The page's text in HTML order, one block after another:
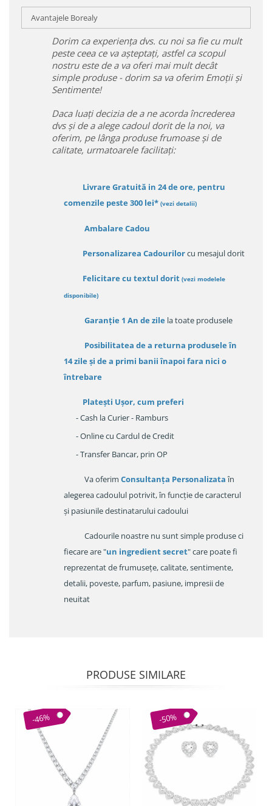
Avantajele Borealy
Dorim ca experiența dvs. cu noi sa fie cu mult
peste ceea ce va așteptați, astfel ca scopul
nostru este de a va oferi mai mult decât
simple produse - dorim sa va oferim Emoții și
Sentimente!
Daca luați decizia de a ne acorda încrederea
dvs și de a alege cadoul dorit de la noi, va
oferim, pe lânga produse frumoase și de
calitate, urmatoarele facilitați:
Livrare Gratuită in 24 de ore, pentru
comenzile peste 300 lei* (vezi detalii)
Ambalare Cadou
Personalizarea Cadourilorcu mesajul dorit
Felicitare cu textul dorit (vezi modelele
disponibile)
Garanție 1 An de zile la toate produsele
Posibilitatea de a returna produsele în
14 zileși de a primi banii înapoi fara nici o
întrebare
Platești Ușor, cum preferi
- Cash la Curier - Ramburs
- Online cu Cardul de Credit
- Transfer Bancar, prin OP
Va oferim Consultanța Personalizataîn
alegerea cadoulul potrivit, în funcție de caracterul
și pasiunile destinatarului cadoului
Cadourile noastre nu sunt simple produse ci
fiecare are "un ingredient secret" care poate fi
reprezentat de frumusețe, calitate, sentimente,
detalii, poveste, parfum, pasiune, impresii de
neuitat
PRODUSE SIMILARE
-46% -50%